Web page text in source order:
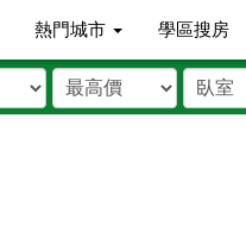
熱門城市 學區搜房